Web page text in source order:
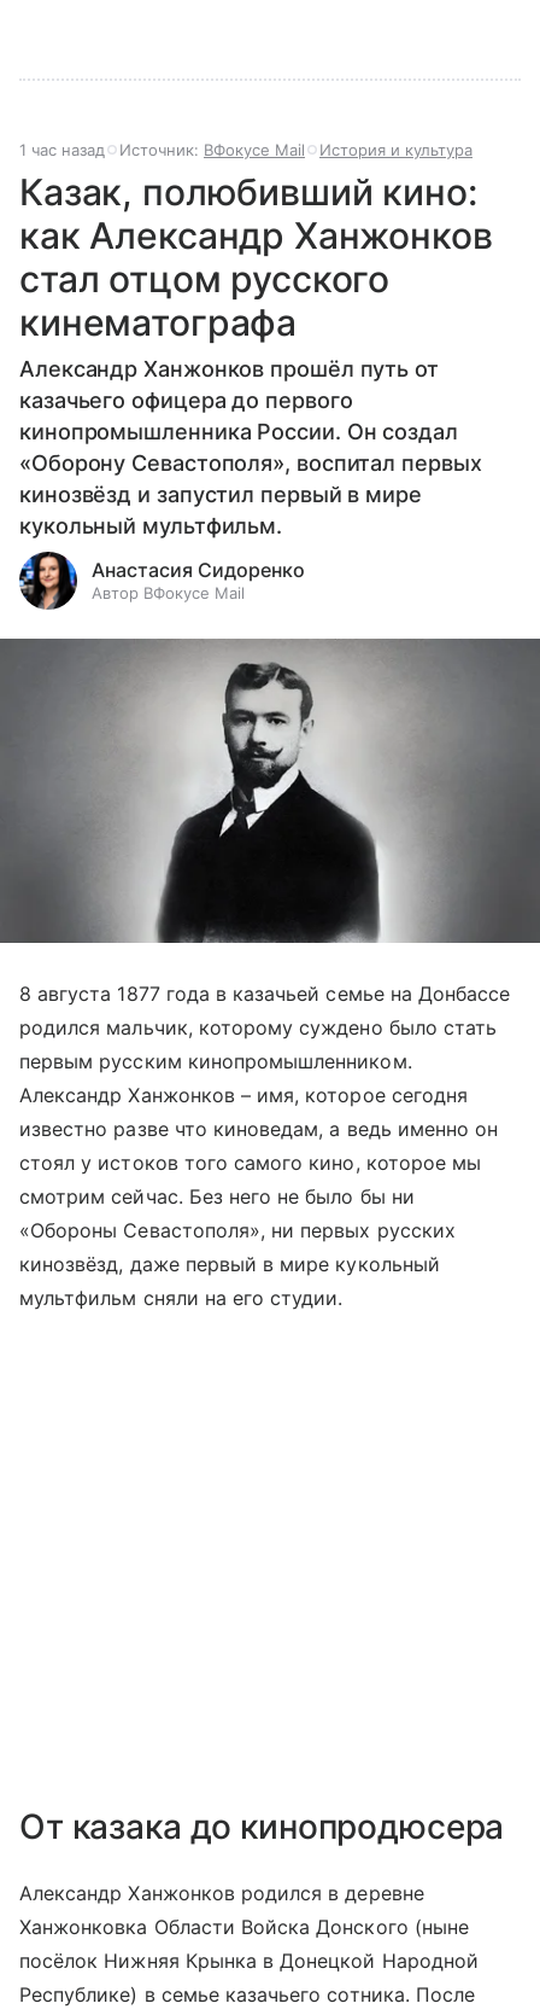
1 час назад Источник: ВФокусе Mail История и культура
Казак, полюбивший кино:
как Александр Ханжонков
стал отцом русского
кинематографа
Александр Ханжонков прошёл путь от
казачьего офицера до первого
кинопромышленника России. Он создал
«Оборону Севастополя», воспитал первых
кинозвёзд и запустил первый в мире
кукольный мультфильм.
Анастасия Сидоренко
Автор ВФокусе Mail
8 августа 1877 года в казачьей семье на Донбассе
родился мальчик, которому суждено было стать
первым русским кинопромышленником.
Александр Ханжонков – имя, которое сегодня
известно разве что киноведам, а ведь именно он
стоял у истоков того самого кино, которое мы
смотрим сейчас. Без него не было бы ни
«Обороны Севастополя», ни первых русских
кинозвёзд, даже первый в мире кукольный
мультфильм сняли на его студии.
От казака до кинопродюсера
Александр Ханжонков родился в деревне
Ханжонковка Области Войска Донского (ныне
посёлок Нижняя Крынка в Донецкой Народной
Республике) в семье казачьего сотника. После